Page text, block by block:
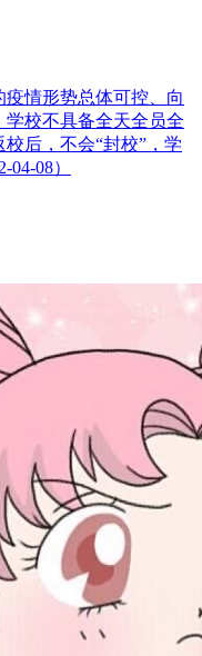
情形势总体可控、向
校不具备全天全员全
后，不会“封校”，学
08）